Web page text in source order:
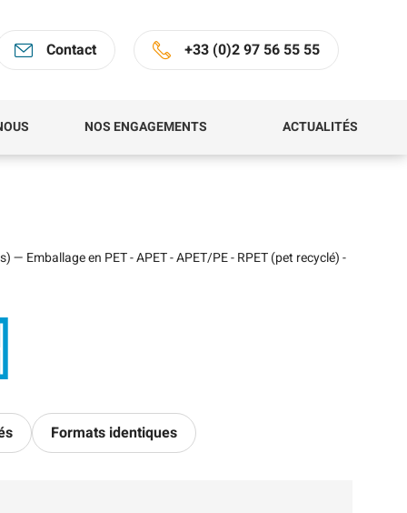
Contact +33 (0)2 97 56 55 55
NOS ENGAGEMENTS ACTUALITÉS
en PET - APET - APET/PE - RPET (pet recyclé) -
Formats identiques